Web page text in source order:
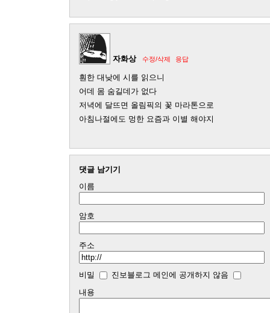
자화상 수정/삭제 응답
훤한 대낮에 시를 읽으니
어데 몸 숨길데가 없다
저녁에 달뜨면 올림픽의 꽃 마라톤으로
아침나절에도 멍한 요즘과 이별 해야지
댓글 남기기
이름
암호
주소
비밀
진보블로그 메인에 공개하지 않음
내용